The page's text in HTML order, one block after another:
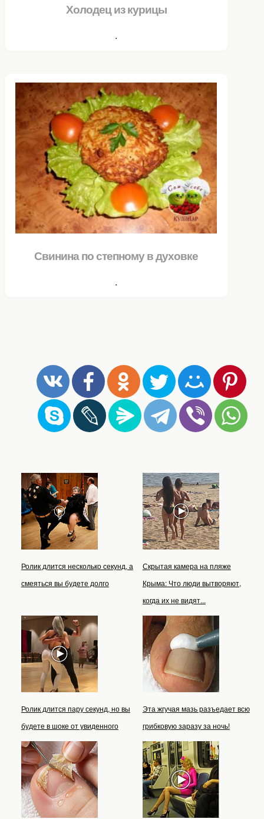
Холодец из курицы
.
Свинина по степному в духовке
.
Ролик длится несколько секунд, а
смеяться вы будете долго
Скрытая камера на пляже
Крыма: Что люди вытворяют,
когда их не видят...
Ролик длится пару секунд, но вы
будете в шоке от увиденного
Эта жгучая мазь разъедает всю
грибковую заразу за ночь!